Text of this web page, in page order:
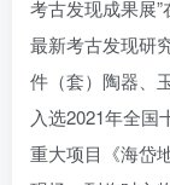
考古发现成果展
最新考古发现研
件（套）陶器、
入选2021年全国
重大项目《海岱